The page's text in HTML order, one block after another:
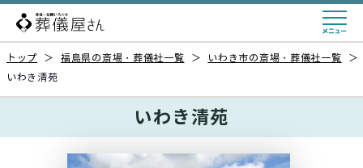
トップ ＞ 福島県の斎場・葬儀社一覧 ＞ いわき市の斎場・葬儀社一覧
＞
いわき清苑
いわき清苑